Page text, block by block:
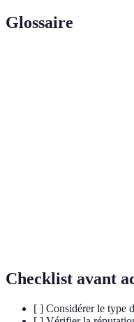
Glossaire
Checklist avant
[ ] Considérer le type